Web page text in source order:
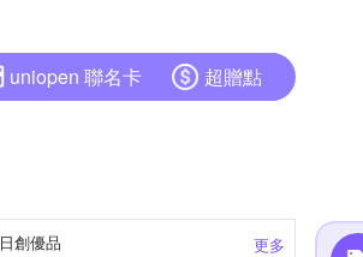
uniopen 聯名卡 超贈點
更多
日創優品